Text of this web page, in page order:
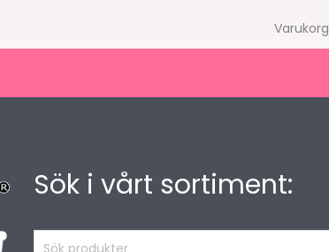
Varukorg
Sök i vårt sortiment:
Sök